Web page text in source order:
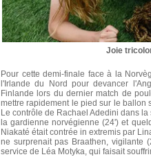
Joie
Pour cette demi-finale face à la
l'Irlande du Nord pour devancer
Finlande lors du dernier match de
mettre rapidement le pied sur le ballon
Le contrôle de Rachael Adedini dans
la gardienne norvégienne (24') et
Niakaté était contrée in extremis par
ne surprenait pas Braathen, vigilante
service de Léa Motyka, qui faisait